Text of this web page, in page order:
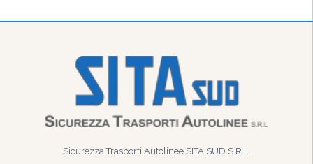
Sicurezza Trasporti Autolinee SITA SUD S.R.L.